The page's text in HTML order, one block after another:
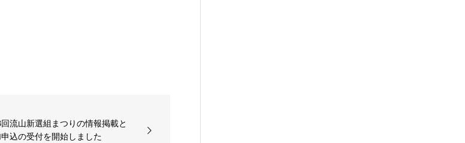
回流山新選組まつりの情報掲載と
込の受付を開始しました